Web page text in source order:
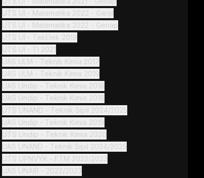
UTS UI - Matematika 2022 - Ganjil
UTS UI - Matematika 2022 - Genap
UTS UI - TekElek 2019
UTS UI - TI 2021
UAS ULM - Teknik Kimia 2017
UAS ULM - Teknik Kimia 2019
UAS Undip - Teknik Kimia 2016
UAS Undip - Teknik Kimia 2018
UTS UNAND - Teknik Sipil 2024/2025
UAS Undip - Teknik Kimia 2019
UTS Undip - Teknik Kimia 2020
UAS UNAND - Teknik Sipil 2024/2025
UTS UPNVYK - FTM 2022/2023
UAS UNAIR - 2022/2023